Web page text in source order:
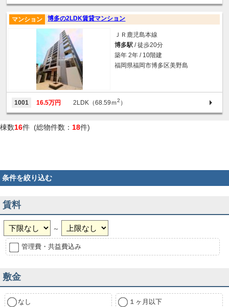
博多の2LDK賃貸マンション
マンション
ＪＲ鹿児島本線
博多駅 / 徒歩20分
築年 2年 / 10階建
福岡県福岡市博多区美野島
1001 16.5万円 2LDK（68.59ｍ2 ）
棟数16件 (総物件数： 18件)
条件を絞り込む
賃料
～
管理費・共益費込み
敷金
なし １ヶ月以下